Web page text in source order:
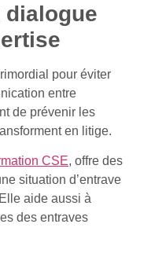
dialogue
pour éviter
entre
de prévenir les
en litige.
CSE, offre des
situation d’entrave
aide aussi à
des entraves